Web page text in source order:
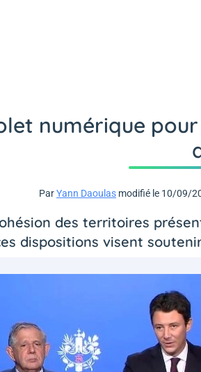
numérique
ParYann Daoulas modifié le 10/09/
des territoires
dispositions visent